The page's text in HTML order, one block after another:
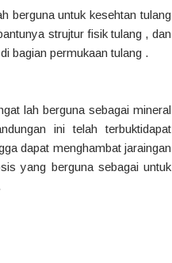
berguna untuk kesehtan tulang
strujtur fisik tulang , dan
bagian permukaan tulang .
lah berguna sebagai mineral
ini telah terbuktidapat
dapat menghambat jaraingan
yang berguna sebagai untuk